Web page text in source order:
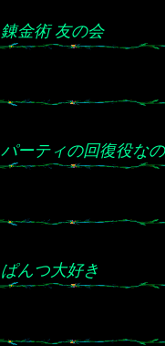
錬金術 友の会
パーティの回復役なの
ぱんつ大好き